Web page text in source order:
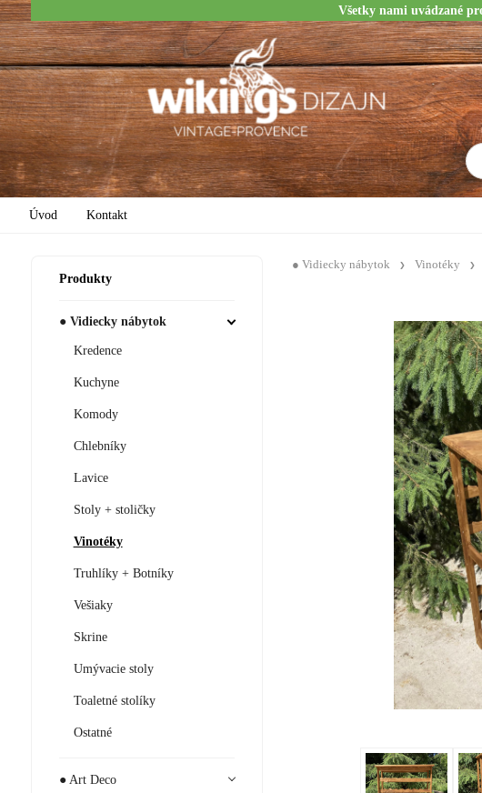
Všetky nami uvádzané
Úvod Kontakt
Produkty
● Vidiecky nábytok
Kredence
Kuchyne
Komody
Chlebníky
Lavice
Stoly + stoličky
Vinotéky
Truhlíky + Botníky
Vešiaky
Skrine
Umývacie stoly
Toaletné stolíky
Ostatné
● Art Deco
● Vidiecky nábytok Vinotéky